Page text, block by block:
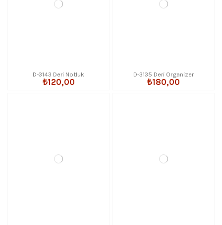
D-3143 Deri Notluk
₺120,00
D-3135 Deri Organizer
₺180,00